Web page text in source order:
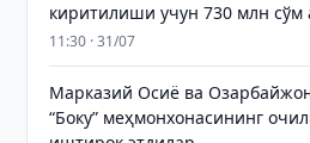
киритилиши учун 730 млн сўм
11:30 · 31/07
Марказий Осиё ва
“Боку” меҳмонхонасининг